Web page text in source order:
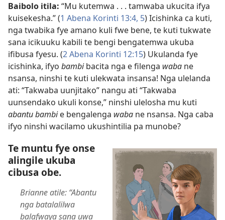
Baibolo itila: “Mu kutemwa . . . tamwaba ukucita ifya
kuisekesha.” (1 Abena Korinti 13:​4, 5) Icishinka ca kuti,
nga twabika fye amano kuli fwe bene, te kuti tukwate
sana icikuuku kabili te bengi bengatemwa ukuba
ifibusa fyesu. (2 Abena Korinti 12:15) Ukulanda fye
icishinka, ifyo bambibacita nga e filenga waba ne
nsansa, ninshi te kuti ulekwata insansa! Nga ulelanda
ati: “Takwaba uunjitako” nangu ati “Takwaba
uunsendako ukuli konse,” ninshi ulelosha mu kuti
abantu bambie bengalenga waba ne nsansa. Nga caba
ifyo ninshi wacilamo ukushintilia pa munobe?
Te muntu fye onse
alingile ukuba
cibusa obe.
Brianne atile: “Abantu
nga batalalilwa
balafwaya sana uwa